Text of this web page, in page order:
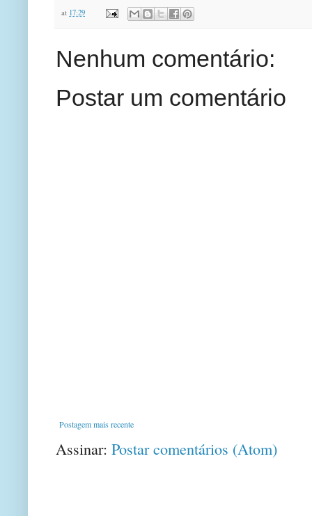
at 17:29
Nenhum comentário:
Postar um comentário
Postagem mais recente
Assinar: Postar comentários (Atom)